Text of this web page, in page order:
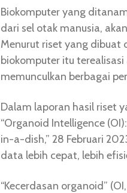
Biokomputer yang
dari sel otak manusia,
Menurut riset yang dibuat
biokomputer itu
memunculkan berbagai
Dalam laporan hasil riset
“Organoid Intelligence
in-a-dish,” 28 Februari
data lebih cepat, lebih
“Kecerdasan organoid”